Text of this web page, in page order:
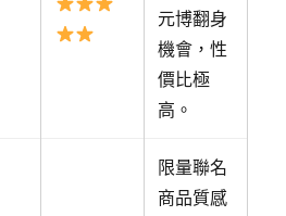
元博翻身
機會，性
價比極
高。
限量聯名
商品質感